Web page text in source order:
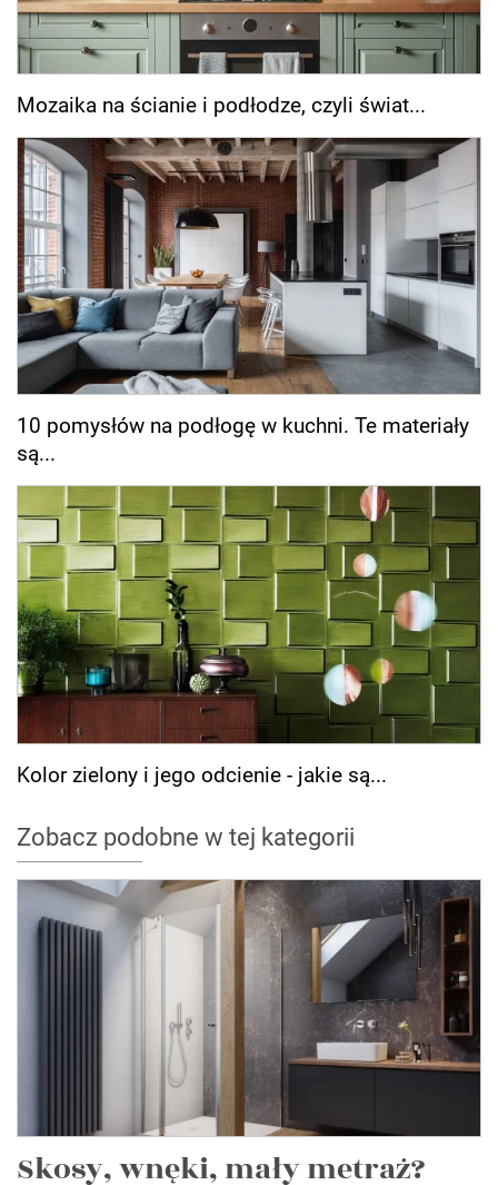
Mozaika na ścianie i podłodze, czyli świat...
10 pomysłów na podłogę w kuchni. Te materiały
są...
Kolor zielony i jego odcienie - jakie są...
Zobacz podobne w tej kategorii
Skosy, wnęki, mały metraż?